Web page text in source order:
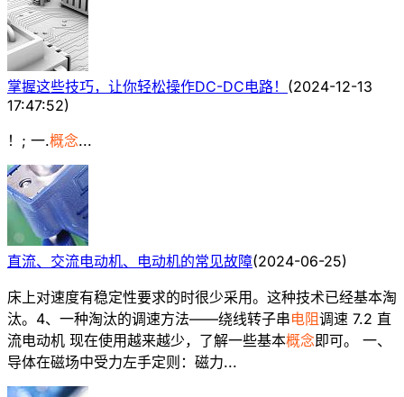
掌握这些技巧，让你轻松操作DC-DC电路！ (2024-12-13
17:47:52)
！; 一.概念...
直流、交流电动机、电动机的常见故障(2024-06-25)
床上对速度有稳定性要求的时很少采用。这种技术已经基本淘
汰。4、一种淘汰的调速方法——绕线转子串电阻调速 7.2 直
流电动机 现在使用越来越少，了解一些基本概念即可。 一、
导体在磁场中受力左手定则：磁力...